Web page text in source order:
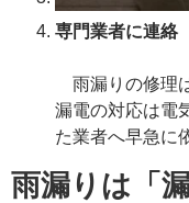
専門業者に連絡
雨漏りの修理
漏電の対応は電
た業者へ早急に
雨漏りは「